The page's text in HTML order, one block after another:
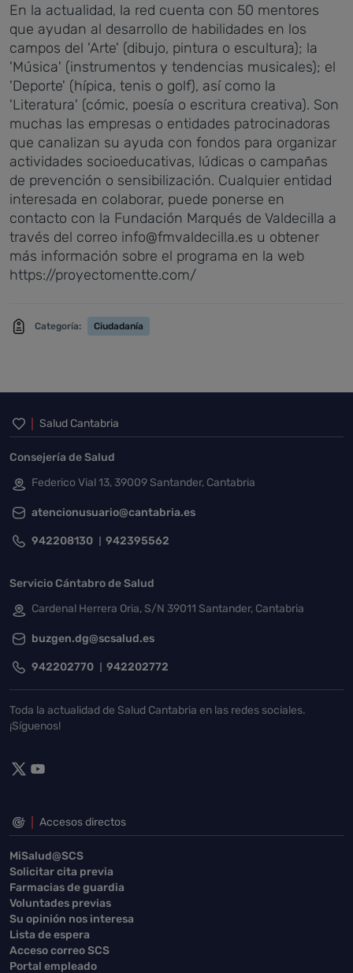
En la actualidad, la red cuenta con 50 mentores
que ayudan al desarrollo de habilidades en los
campos del 'Arte' (dibujo, pintura o escultura); la
'Música' (instrumentos y tendencias musicales); el
'Deporte' (hípica, tenis o golf), así como la
'Literatura' (cómic, poesía o escritura creativa). Son
muchas las empresas o entidades patrocinadoras
que canalizan su ayuda con fondos para organizar
actividades socioeducativas, lúdicas o campañas
de prevención o sensibilización. Cualquier entidad
interesada en colaborar, puede ponerse en
contacto con la Fundación Marqués de Valdecilla a
través del correo info@fmvaldecilla.es u obtener
más información sobre el programa en la web
https://proyectomentte.com/
Categoría: Ciudadanía
Inicio del pie de página
Salud Cantabria
Consejería de Salud
Federico Vial 13, 39009 Santander, Cantabria
atencionusuario@cantabria.es
942208130 942395562
Servicio Cántabro de Salud
Cardenal Herrera Oria, S/N 39011 Santander, Cantabria
buzgen.dg@scsalud.es
942202770 942202772
Toda la actualidad de Salud Cantabria en las redes sociales.
¡Síguenos!
Accesos directos
MiSalud@SCS
Solicitar cita previa
Farmacias de guardia
Voluntades previas
Su opinión nos interesa
Lista de espera
Acceso correo SCS
Portal empleado